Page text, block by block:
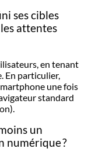
ses cibles
attentes
en tenant
En particulier,
une fois
standard
un
numérique ?